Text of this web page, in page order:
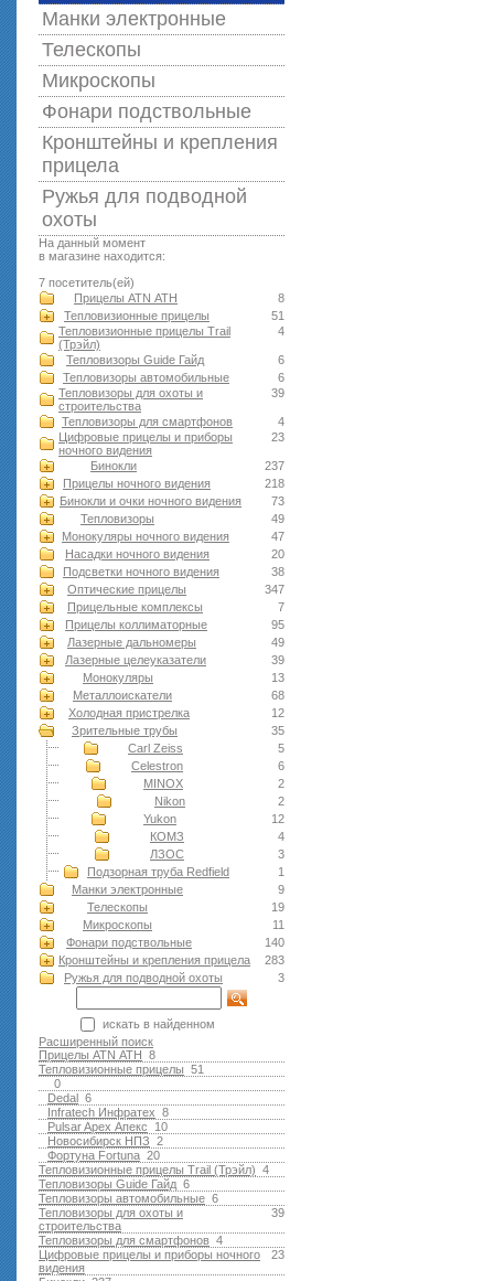
Манки электронные
Телескопы
Микроскопы
Фонари подствольные
Кронштейны и крепления
прицела
Ружья для подводной
оxоты
На данный момент
в магазине находится:
7 посетитель(ей)
8
Прицелы ATN АТН
51
Тепловизионные прицелы
4
Тепловизионные прицелы Trail
(Трэйл)
6
Тепловизоры Guide Гайд
6
Тепловизоры автомобильные
39
Тепловизоры для охоты и
строительства
4
Тепловизоры для смартфонов
23
Цифровые прицелы и приборы
ночного видения
237
Бинокли
218
Прицелы ночного видения
73
Бинокли и очки ночного видения
49
Тепловизоры
47
Монокуляры ночного видения
20
Насадки ночного видения
38
Подсветки ночного видения
347
Оптические прицелы
7
Прицельные комплексы
95
Прицелы коллиматорные
49
Лазерные дальномеры
39
Лазерные целеуказатели
13
Монокуляры
68
Металлоискатели
12
Холодная пристрелка
35
Зрительные трубы
5
Carl Zeiss
6
Celestron
2
MINOX
2
Nikon
12
Yukon
4
КОМЗ
3
ЛЗОС
1
Подзорная труба Redfield
9
Манки электронные
19
Телескопы
11
Микроскопы
140
Фонари подствольные
283
Кронштейны и крепления прицела
3
Ружья для подводной оxоты
искать в найденном
Расширенный поиск
8
Прицелы ATN АТН
51
Тепловизионные прицелы
0
6
Dedal
8
Infratech Инфратех
10
Pulsar Apex Апекс
2
Новосибирск НПЗ
20
Фортуна Fortuna
4
Тепловизионные прицелы Trail (Трэйл)
6
Тепловизоры Guide Гайд
6
Тепловизоры автомобильные
39
Тепловизоры для охоты и
строительства
4
Тепловизоры для смартфонов
23
Цифровые прицелы и приборы ночного
видения